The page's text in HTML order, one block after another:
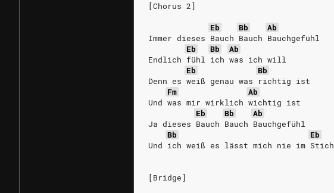
[Chorus 2]
Eb
Bb
Ab
Immer dieses Bauch Bauch Bauchgefühl
Eb
Bb
Ab
Endlich fühl ich was ich will
Eb
Bb
Denn es weiß genau was richtig ist
Fm
Ab
Und was mir wirklich wichtig ist
Eb
Bb
Ab
Ja dieses Bauch Bauch Bauchgefühl
Bb
Eb
Und ich weiß es lässt mich nie im Stich
[Bridge]